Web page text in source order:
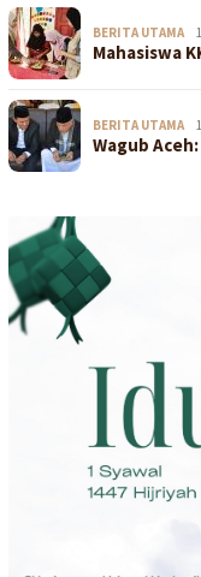
BERITA UTAMA
Mahasiswa
BERITA UTAMA
Wagub